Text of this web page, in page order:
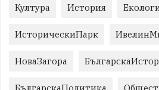
Култура История
ИсторическиПарк
НоваЗагора